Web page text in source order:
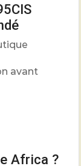
avant
Africa ?